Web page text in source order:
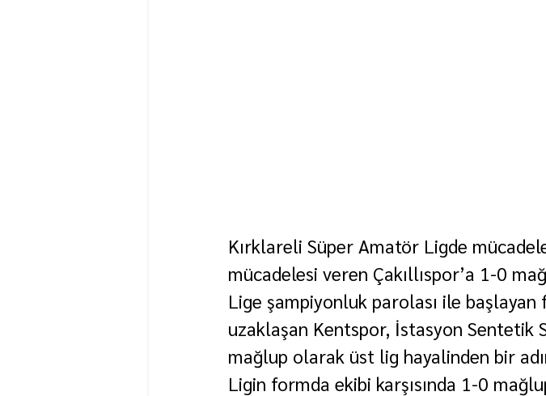
Kırklareli Süper Amatör Ligde
mücadelesi veren Çakıllıspor’a 1-0
Lige şampiyonluk parolası ile
uzaklaşan Kentspor, İstasyon Sentetik
mağlup olarak üst lig hayalinden bir
Ligin formda ekibi karşısında 1-0